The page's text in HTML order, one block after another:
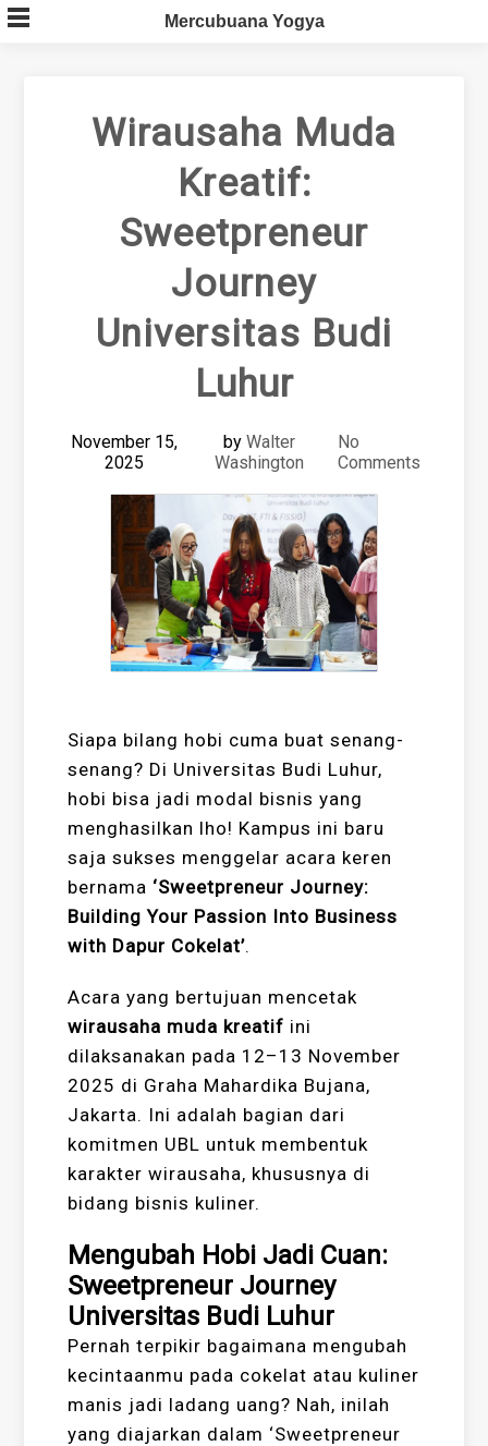
Skip
to
Mercubuana Yogya
Wirausaha Muda
Kreatif:
Sweetpreneur
Journey
Universitas Budi
Luhur
November 15,
2025
by Walter
Washington
No
Comments
Siapa bilang hobi cuma buat senang-
senang? Di Universitas Budi Luhur,
hobi bisa jadi modal bisnis yang
menghasilkan lho! Kampus ini baru
saja sukses menggelar acara keren
bernama ‘Sweetpreneur Journey:
Building Your Passion Into Business
with Dapur Cokelat’.
Acara yang bertujuan mencetak
wirausaha muda kreatif ini
dilaksanakan pada 12–13 November
2025 di Graha Mahardika Bujana,
Jakarta. Ini adalah bagian dari
komitmen UBL untuk membentuk
karakter wirausaha, khususnya di
bidang bisnis kuliner.
Mengubah Hobi Jadi Cuan:
Sweetpreneur Journey
Universitas Budi Luhur
Pernah terpikir bagaimana mengubah
kecintaanmu pada cokelat atau kuliner
manis jadi ladang uang? Nah, inilah
yang diajarkan dalam ‘Sweetpreneur